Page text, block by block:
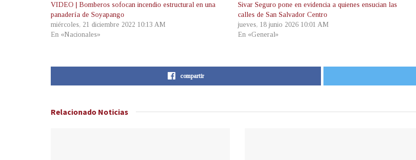
VIDEO | Bomberos sofocan incendio estructural en una
panadería de Soyapango
miércoles, 21 diciembre 2022 10:13 AM
En «Nacionales»
Sivar Seguro pone en evidencia a quienes ensucian las
calles de San Salvador Centro
jueves, 18 junio 2026 10:01 AM
En «General»
compartir
Relacionado Noticias